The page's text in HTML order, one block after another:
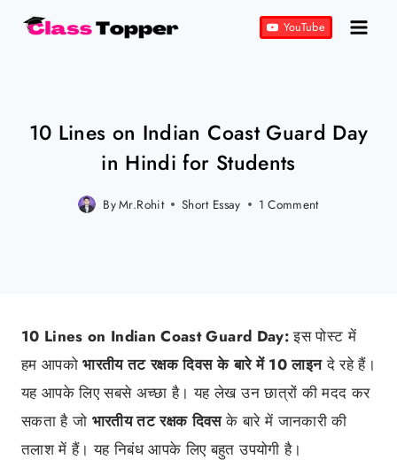
YouTube
10 Lines on Indian Coast Guard Day
in Hindi for Students
ByMr.Rohit
Posted
Short Essay 1 Comment
10 Lines on Indian Coast Guard Day:इस पोस्ट में
हम आपकोभारतीय तट रक्षक दिवस के बारे में 10 लाइनदे रहे हैं।
यह आपके लिए सबसे अच्छा है। यह लेख उन छात्रों की मदद कर
सकता है जो भारतीय तट रक्षक दिवसके बारे में जानकारी की
तलाश में हैं। यह निबंध आपके लिए बहुत उपयोगी है।